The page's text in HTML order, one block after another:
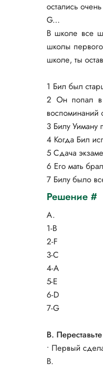
остались
G...
В школе все
школы
школе, ты
1 Бил был
2 Он попал в
воспоминаний
3 Билу
4 Когда Бил
5 Сдача
6 Его мать
7 Билу было
Решение #
A.
1-B
2-F
3-C
4-A
5-E
6-D
7-G
В.
• Первый
B.